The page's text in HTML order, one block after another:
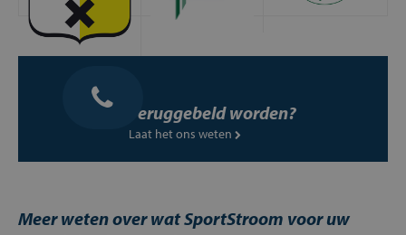
Teruggebeld worden?
Laat het ons weten
Meer weten over wat SportStroom voor uw